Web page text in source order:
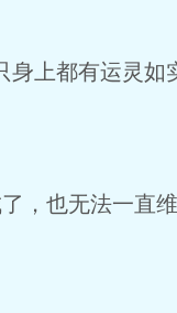
上都有运灵如
也无法一直维